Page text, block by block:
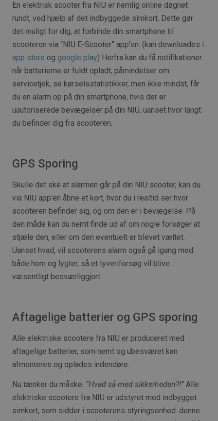
En elektrisk scooter fra NIU er nemlig online døgnet
rundt, ved hjælp af det indbyggede simkort. Dette gør
det muligt for dig, at forbinde din smartphone til
scooteren via “NIU E-Scooter” app’en. (kan downloades i
app store og google play) Herfra kan du få notifikationer
når batterierne er fuldt opladt, påmindelser om
servicetjek, se kørselsstatistikker, men ikke mindst, får
du en alarm op på din smartphone, hvis der er
uautoriserede bevægelser på din NIU, uanset hvor langt
du befinder dig fra scooteren.
GPS Sporing
Skulle det ske at alarmen går på din NIU scooter, kan du
via NIU app’en åbne et kort, hvor du i realtid ser hvor
scooteren befinder sig, og om den er i bevægelse. På
den måde kan du nemt finde ud af om nogle forsøger at
stjæle den, eller om den eventuelt er blevet væltet.
Uanset hvad, vil scooterens alarm også gå igang med
både horn og lygter, så et tyveriforsøg vil blive
væsentligt besværliggjort.
Aftagelige batterier og GPS sporing
Alle elektriske scootere fra NIU er produceret med
aftagelige batterier, som nemt og ubesværet kan
afmonteres og oplades indendøre.
Nu tænker du måske: “Hvad så med sikkerheden?!” Alle
elektriske scootere fra NIU er udstyret med indbygget
simkort, som sidder i scooterens styringsenhed. denne